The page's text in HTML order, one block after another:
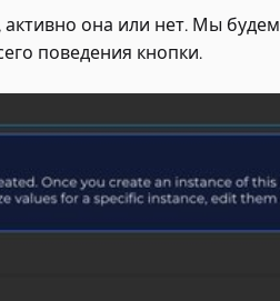
активно она или нет. Мы будем
поведения кнопки.